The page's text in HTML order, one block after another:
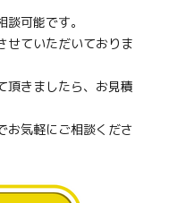
可能です。
せていただいておりま
頂きましたら、お見積
お気軽にご相談くださ